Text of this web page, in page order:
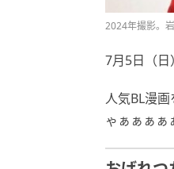
2024年撮影。
7月5日（日
人気BL漫
ゃぁぁぁぁ